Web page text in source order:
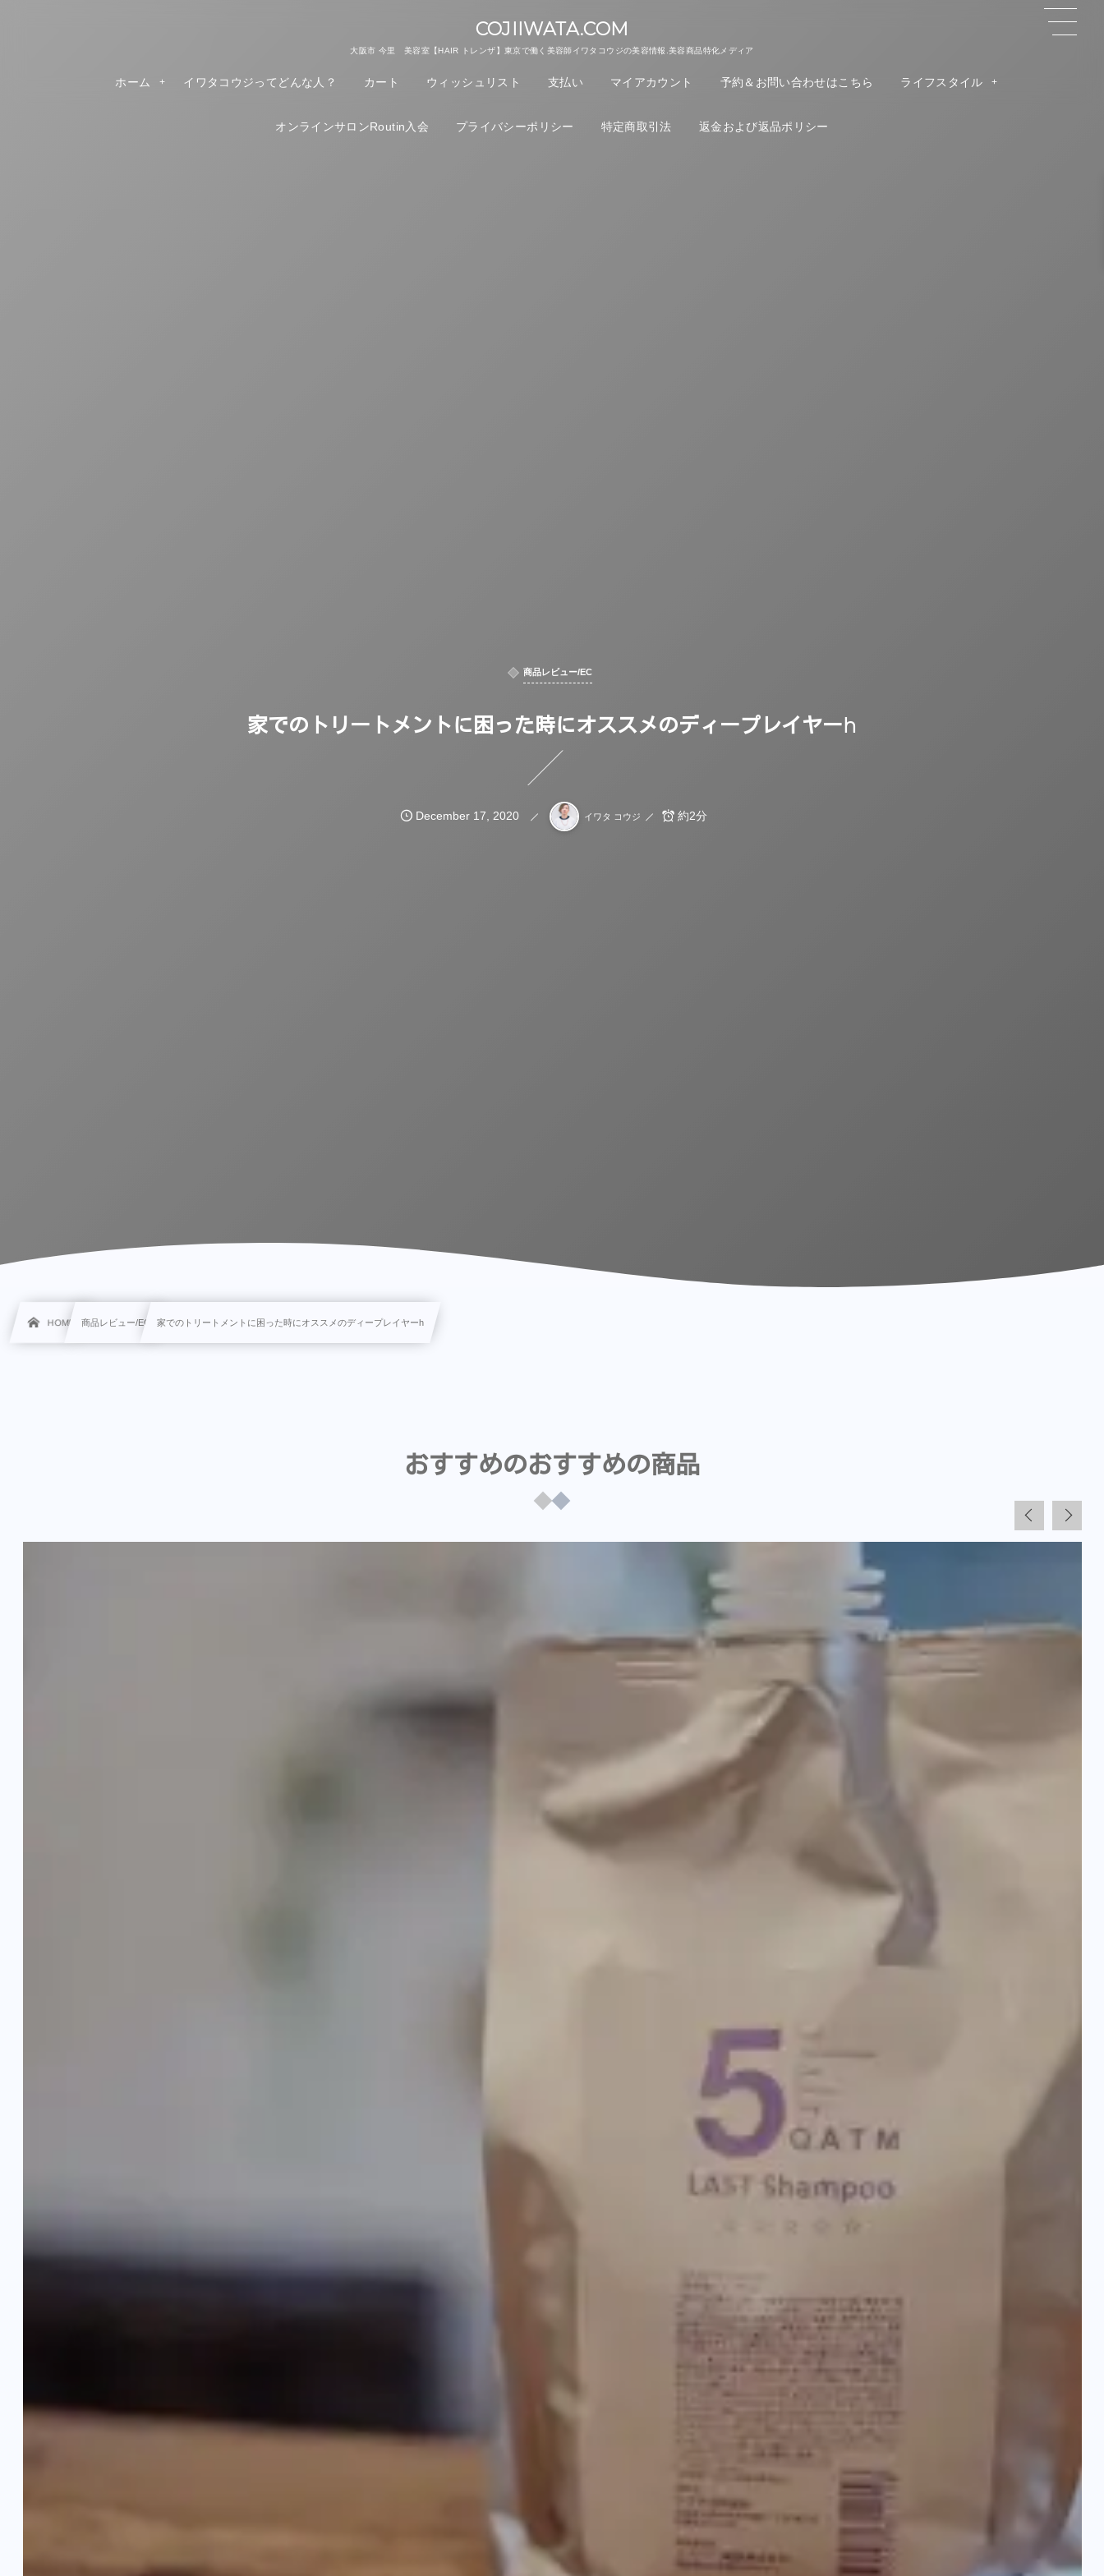
COJIIWATA.COM
大阪市 今里 美容室【HAIR トレンザ】東京で働く美容師イワタコウジの美容情報.美容商品特化メディア
ホーム イワタコウジってどんな人？ カート ウィッシュリスト 支払い マイアカウント 予約＆お問い合わせはこちら ライフスタイル
オンラインサロンRoutin入会 プライバシーポリシー 特定商取引法 返金および返品ポリシー
商品レビュー/EC
家でのトリートメントに困った時にオススメのディープレイヤーh
December 17, 2020 イワタ コウジ 約2分
HOME 商品レビュー/EC 家でのトリートメントに困った時にオススメのディープレイヤーh
おすすめのおすすめの商品